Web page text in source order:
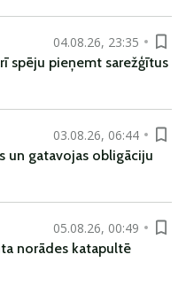
04.08.26, 23:35
spēju pieņemt sarežģītus
03.08.26, 06:44
un gatavojas obligāciju
05.08.26, 00:49
norādes katapultē